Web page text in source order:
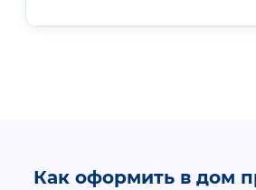
обстановке.
Как оформить в дом